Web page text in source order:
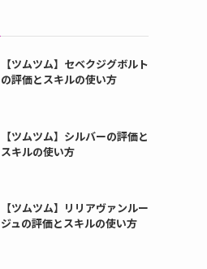
【ツムツム】セベクジグボルト
の評価とスキルの使い方
【ツムツム】シルバーの評価と
スキルの使い方
【ツムツム】リリアヴァンルー
ジュの評価とスキルの使い方